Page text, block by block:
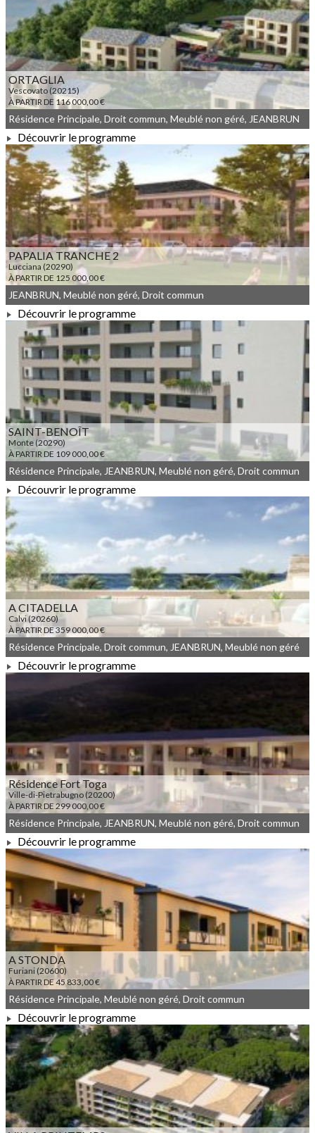
À PARTIR DE 174 946,00 €
ORTAGLIA
Vescovato (20215)
À PARTIR DE 116 000,00 €
À PARTIR DE 116 000,00 €
Résidence Principale, Droit commun, Meublé non géré, JEANBRUN
Découvrir le programme
PAPALIA TRANCHE 2
Lucciana (20290)
À PARTIR DE 125 000,00 €
À PARTIR DE 125 000,00 €
JEANBRUN, Meublé non géré, Droit commun
Découvrir le programme
SAINT-BENOÎT
Monte (20290)
À PARTIR DE 109 000,00 €
À PARTIR DE 109 000,00 €
Résidence Principale, JEANBRUN, Meublé non géré, Droit commun
Découvrir le programme
A CITADELLA
Calvi (20260)
À PARTIR DE 359 000,00 €
À PARTIR DE 359 000,00 €
Résidence Principale, Droit commun, JEANBRUN, Meublé non géré
Découvrir le programme
Résidence Fort Toga
Ville-di-Pietrabugno (20200)
À PARTIR DE 299 000,00 €
À PARTIR DE 299 000,00 €
Résidence Principale, JEANBRUN, Meublé non géré, Droit commun
Découvrir le programme
A STONDA
Furiani (20600)
À PARTIR DE 45 833,00 €
À PARTIR DE 45 833,00 €
Résidence Principale, Meublé non géré, Droit commun
Découvrir le programme